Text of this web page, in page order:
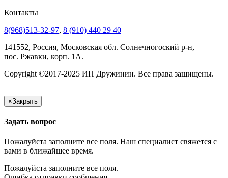
Контакты
8(968)513-32-97, 8 (910) 440 29 40
141552, Россия, Московская обл. Солнечногоский р-н,
пос. Ржавки, корп. 1А.
Copyright ©2017-2025 ИП Дружинин. Все права защищены.
×Закрыть
Задать вопрос
Пожалуйста заполните все поля. Наш специалист свяжется с
вами в ближайшее время.
Пожалуйста заполните все поля.